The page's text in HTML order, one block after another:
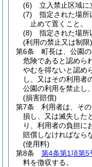
(6)
立入禁止区域に
(7)
指定された場所
止めて置くこと。
(8)
指定された場所
(利用の禁止又は制限)
第6条
町長は、公園
危険であると認めら
やむを得ないと認め
し、又はその利用者
公園の利用を禁止し
(損害賠償)
第7条
利用者は、そ
損し、又は滅失した
り、利用者の負担に
賠償しなければなら
(使用料)
第8条
第4条第1項第5
料を徴収する。